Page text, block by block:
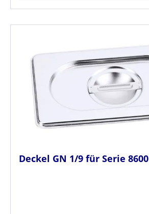
Deckel GN 1/9 für Serie 8600